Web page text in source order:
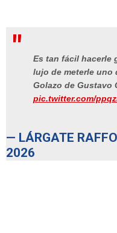
Es tan fácil hacerle
lujo de meterle uno
Golazo de Gustavo
pic.twitter.com/
— LÁRGATE
2026